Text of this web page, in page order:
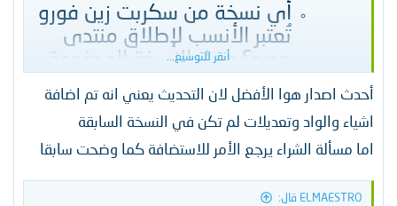
الفرق بين النسخة المدفوعة
والنسخة منزوعة الكود
ما هو المقصود بالنسخة
"المدفوعة" من سكربت زين
فورو؟ وهل هي أفضل من
النسخة "المنزوعة الكود" من
حيث الخصائص والأداء؟​
أي نسخة من سكربت زين فورو
تُعتبر الأنسب لإطلاق منتدى
جديد؟ وهل النسخة المدفوعة
تستحق الشراء أم يمكنني
الاستفادة من النسخة المجانية
بشكل جيد؟​
أنقر للتوسيع...
أحدث اصدار هوا الأفضل لان التحديث يعني انه تم اضافة
اشياء والواد وتعديلات لم تكن في النسخة السابقة
اما مسألة الشراء يرجع الأمر للاستضافة كما وضحت سابقا
ELMAESTRO قال: